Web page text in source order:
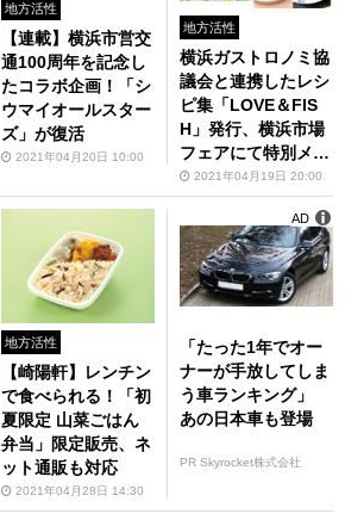
地方活性
【連載】横浜市営交
通100周年を記念し
たコラボ企画！「シ
ウマイオールスター
ズ」が復活
2021年04月20日 10:00
地方活性
横浜ガストロノミ協
議会と連携したレシ
ピ集「LOVE＆FIS
H」発行、横浜市場
フェアにて特別メニ
ューを提供へ
2021年04月19日 20:00
地方活性
【崎陽軒】レンチン
で食べられる！「初
夏限定 山菜ごはん
弁当」限定販売、ネ
ット通販も対応
2021年04月28日 14:30
「たった1年でオー
ナーが手放してしま
う車ランキング」
あの日本車も登場
PR Skyrocket株式会社
AD